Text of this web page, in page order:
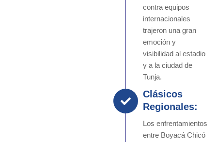
contra equipos
internacionales
trajeron una gran
emoción y
visibilidad al estadio
y a la ciudad de
Tunja.
Clásicos
Regionales:
Los enfrentamientos
entre Boyacá Chicó